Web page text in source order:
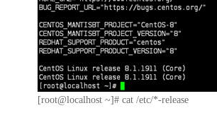
[root@localhost ~]# cat /etc/*-release